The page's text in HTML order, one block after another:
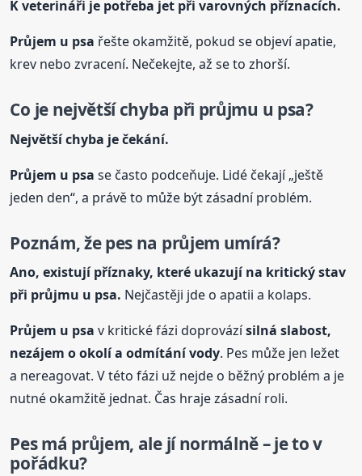
K veterináři je potřeba jet při varovných příznacích.
Průjem u psa řešte okamžitě, pokud se objeví apatie,
krev nebo zvracení. Nečekejte, až se to zhorší.
Co je největší chyba při průjmu u psa?
Největší chyba je čekání.
Průjem u psa se často podceňuje. Lidé čekají „ještě
jeden den“, a právě to může být zásadní problém.
Poznám, že pes na průjem umírá?
Ano, existují příznaky, které ukazují na kritický stav
při průjmu u psa. Nejčastěji jde o apatii a kolaps.
Průjem u psa v kritické fázi doprovázísilná slabost,
nezájem o okolí a odmítání vody. Pes může jen ležet
a nereagovat. V této fázi už nejde o běžný problém a je
nutné okamžitě jednat. Čas hraje zásadní roli.
Pes má průjem, ale jí normálně – je to v
pořádku?